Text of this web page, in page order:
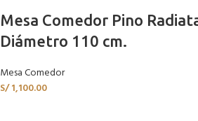
Mesa Comedor Pino
Diámetro 110 cm.
Mesa Comedor
S/1,100.00